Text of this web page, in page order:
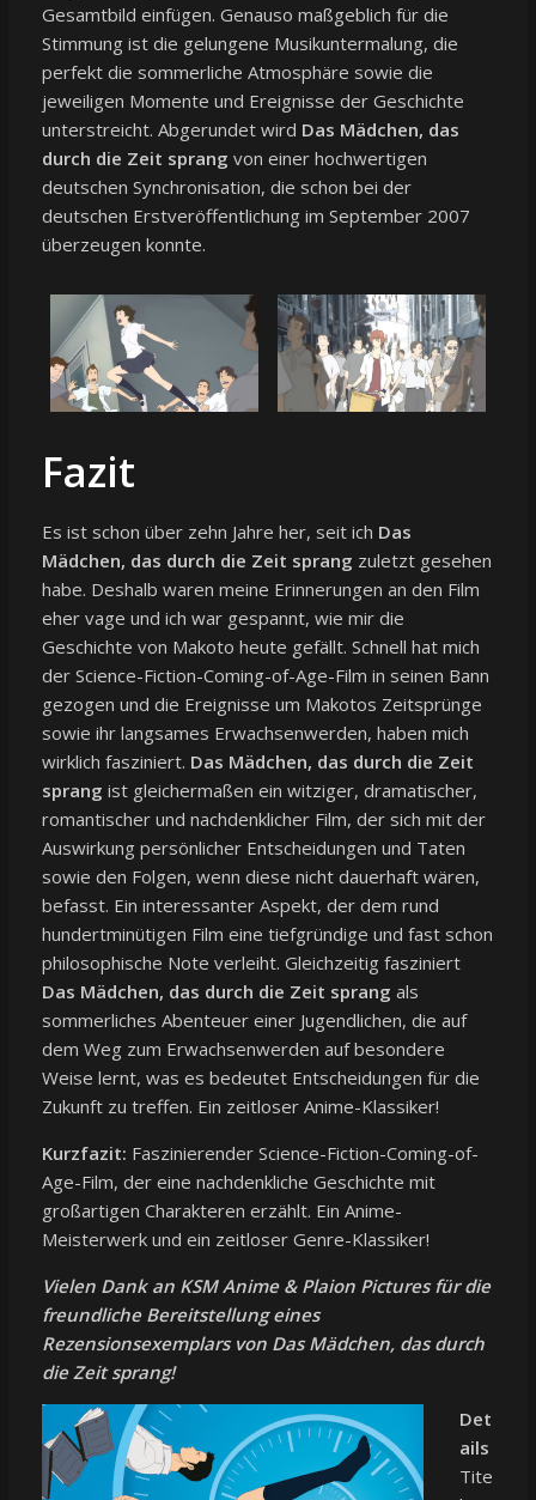
Gesamtbild einfügen. Genauso maßgeblich für die
Stimmung ist die gelungene Musikuntermalung, die
perfekt die sommerliche Atmosphäre sowie die
jeweiligen Momente und Ereignisse der Geschichte
unterstreicht. Abgerundet wird Das Mädchen, das
durch die Zeit sprang von einer hochwertigen
deutschen Synchronisation, die schon bei der
deutschen Erstveröffentlichung im September 2007
überzeugen konnte.
Fazit
Es ist schon über zehn Jahre her, seit ich Das
Mädchen, das durch die Zeit sprang zuletzt gesehen
habe. Deshalb waren meine Erinnerungen an den Film
eher vage und ich war gespannt, wie mir die
Geschichte von Makoto heute gefällt. Schnell hat mich
der Science-Fiction-Coming-of-Age-Film in seinen Bann
gezogen und die Ereignisse um Makotos Zeitsprünge
sowie ihr langsames Erwachsenwerden, haben mich
wirklich fasziniert. Das Mädchen, das durch die Zeit
sprang ist gleichermaßen ein witziger, dramatischer,
romantischer und nachdenklicher Film, der sich mit der
Auswirkung persönlicher Entscheidungen und Taten
sowie den Folgen, wenn diese nicht dauerhaft wären,
befasst. Ein interessanter Aspekt, der dem rund
hundertminütigen Film eine tiefgründige und fast schon
philosophische Note verleiht. Gleichzeitig fasziniert
Das Mädchen, das durch die Zeit sprang als
sommerliches Abenteuer einer Jugendlichen, die auf
dem Weg zum Erwachsenwerden auf besondere
Weise lernt, was es bedeutet Entscheidungen für die
Zukunft zu treffen. Ein zeitloser Anime-Klassiker!
Kurzfazit: Faszinierender Science-Fiction-Coming-of-
Age-Film, der eine nachdenkliche Geschichte mit
großartigen Charakteren erzählt. Ein Anime-
Meisterwerk und ein zeitloser Genre-Klassiker!
Vielen Dank an KSM Anime & Plaion Pictures für die
freundliche Bereitstellung eines
Rezensionsexemplars von Das Mädchen, das durch
die Zeit sprang!
Det
ails
Tite